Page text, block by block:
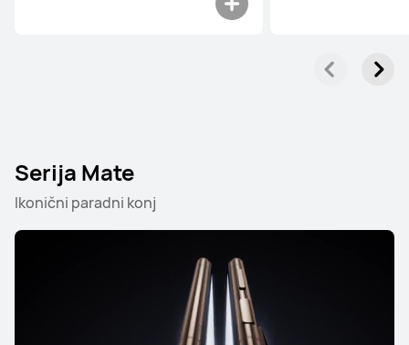
Serija Mate
Ikonični paradni konj